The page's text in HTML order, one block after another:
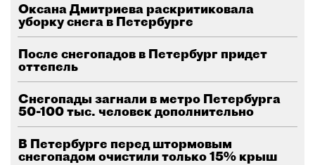
Оксана Дмитриева раскритиковала
уборку снега в Петербурге
После снегопадов в Петербург придет
оттепель
Снегопады загнали в метро Петербурга
50-100 тыс. человек дополнительно
В Петербурге перед штормовым
снегопадом очистили только 15% крыш